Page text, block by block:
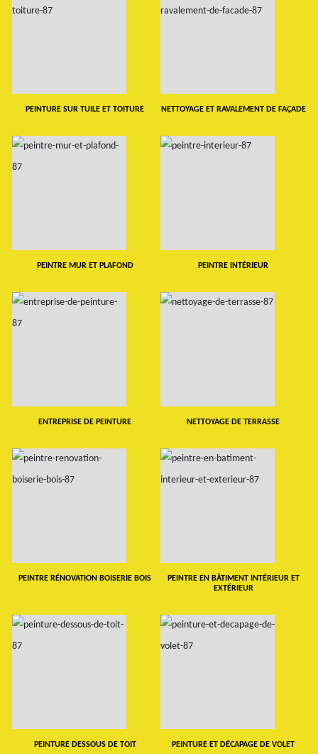
PEINTURE SUR TUILE ET TOITURE NETTOYAGE ET RAVALEMENT DE FAÇADE
PEINTRE MUR ET PLAFOND PEINTRE INTÉRIEUR
ENTREPRISE DE PEINTURE NETTOYAGE DE TERRASSE
PEINTRE RÉNOVATION BOISERIE BOIS
PEINTRE EN BÂTIMENT INTÉRIEUR ET
EXTÉRIEUR
PEINTURE DESSOUS DE TOIT PEINTURE ET DÉCAPAGE DE VOLET